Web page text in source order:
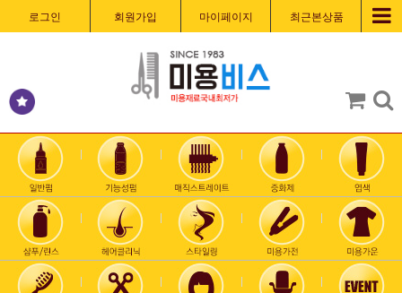
로그인 회원가입 마이페이지 최근본상품